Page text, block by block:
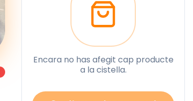
Encara no has afegit cap producte
a la cistella.